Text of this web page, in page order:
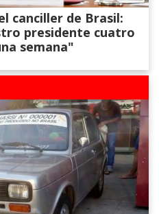
canciller de Brasil:
presidente cuatro
semana"